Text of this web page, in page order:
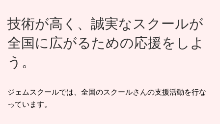
技術が高く、誠実なスクールが
全国に広がるための応援をしよ
う。
ジェムスクールでは、全国のスクールさんの支援活動を行な
っています。